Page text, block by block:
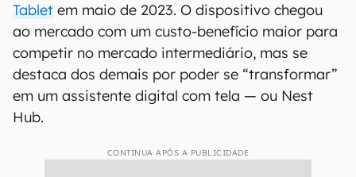
Tablet em maio de 2023. O dispositivo chegou
ao mercado com um custo-benefício maior para
competir no mercado intermediário, mas se
destaca dos demais por poder se “transformar”
em um assistente digital com tela — ou Nest
Hub.
CONTINUA APÓS A PUBLICIDADE